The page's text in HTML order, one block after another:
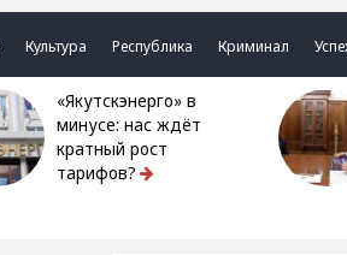
Культура Республика Криминал
«Якутскэнерго» в
минусе: нас ждёт
кратный рост
тарифов?